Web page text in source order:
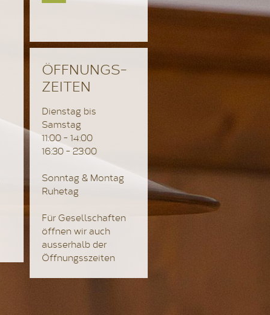
ÖFFNUNGS-
ZEITEN
Dienstag bis
Samstag
11:00 - 14:00
16:30 - 23:00
Sonntag & Montag
Ruhetag
Für Gesellschaften
öffnen wir auch
ausserhalb der
Öffnungsszeiten